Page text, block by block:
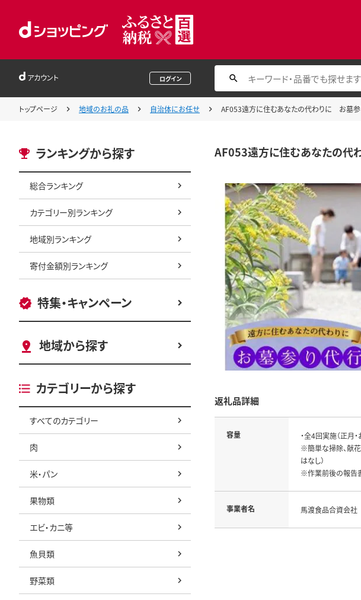
アカウント ログイン
トップページ 地域のお礼の品 自治体にお任せ AF053遠方に住むあなたの代わりに お墓参
ランキングから探す
総合ランキング
カテゴリー別ランキング
地域別ランキング
寄付金額別ランキング
特集・キャンペーン
地域から探す
カテゴリーから探す
すべてのカテゴリー
肉
米・パン
果物類
エビ・カニ等
魚貝類
野菜類
AF053遠方に住むあなたの代
返礼品詳細
容量
・全4回実施（正月
※簡単な掃除、献花
はなし）
※作業前後の報告
事業者名 馬渡食品合資会社